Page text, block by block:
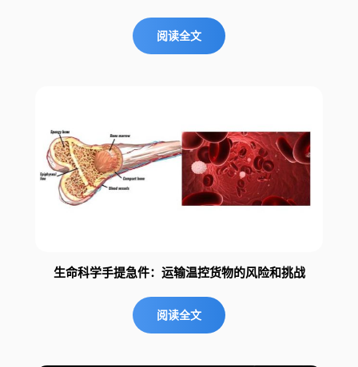
阅读全文
生命科学手提急件：运输温控货物的风险和挑战
阅读全文